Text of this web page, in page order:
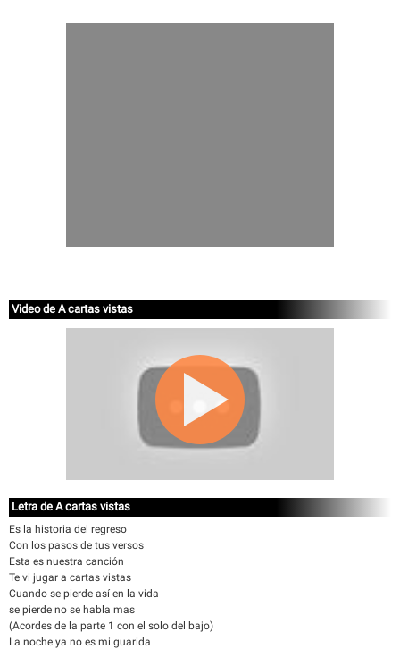
Video de A cartas vistas
Letra de A cartas vistas
Es la historia del regreso
Con los pasos de tus versos
Esta es nuestra canción
Te vi jugar a cartas vistas
Cuando se pierde así en la vida
se pierde no se habla mas
(Acordes de la parte 1 con el solo del bajo)
La noche ya no es mi guarida